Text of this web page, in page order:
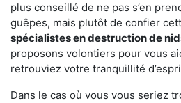
plus conseillé de ne pas s’en
guêpes, mais plutôt de confier
spécialistes en destruction de
proposons volontiers pour vous
retrouviez votre tranquillité
Dans le cas où vous vous seriez